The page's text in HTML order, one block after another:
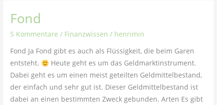
Fond
5 Kommentare / Finanzwissen / henrimin
Fond Ja Fond gibt es auch als Flüssigkeit, die beim Garen
entsteht.
Heute geht es um das Geldmarktinstrument.
Dabei geht es um einen meist geteilten Geldmittelbestand,
der einfach und sehr gut ist. Dieser Geldmittelbestand ist
dabei an einen bestimmten Zweck gebunden. Arten Es gibt
Fond